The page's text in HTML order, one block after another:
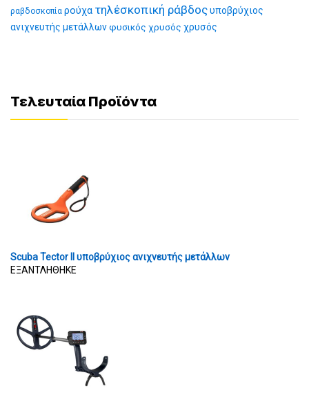
ραβδοσκοπία ρούχα τηλέσκοπική ράβδοςυποβρύχιος
ανιχνευτής μετάλλωνφυσικός χρυσός χρυσός
Τελευταία Προϊόντα
Scuba Tector II υποβρύχιος ανιχνευτής μετάλλων
ΕΞΑΝΤΛΗΘΗΚΕ